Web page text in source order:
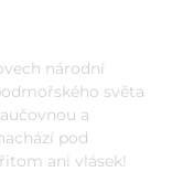
národní
světa
a
pod
ani vlásek!